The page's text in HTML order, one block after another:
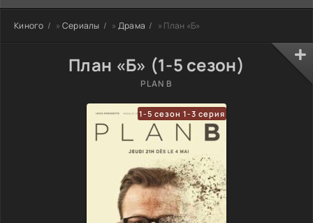
Киного » Сериалы » Драма » План «Б»
План «Б» (1-5 сезон)
PLAN B
1-5 сезон 1-3 серия